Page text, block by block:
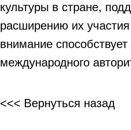
культуры в стране,
расширению их
внимание
международного
<<< Вернуться назад